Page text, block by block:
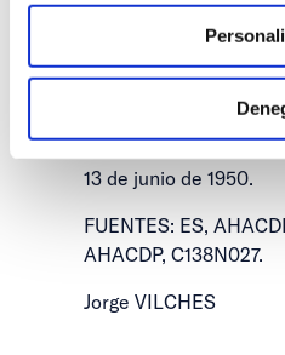
cargo de Juez
Decano de Las
Acción Católica de
en el centro de Las
13 de junio de 1950.
FUENTES: ES,
AHACDP, C138N027.
Jorge VILCHES